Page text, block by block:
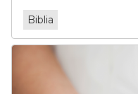
Biblia